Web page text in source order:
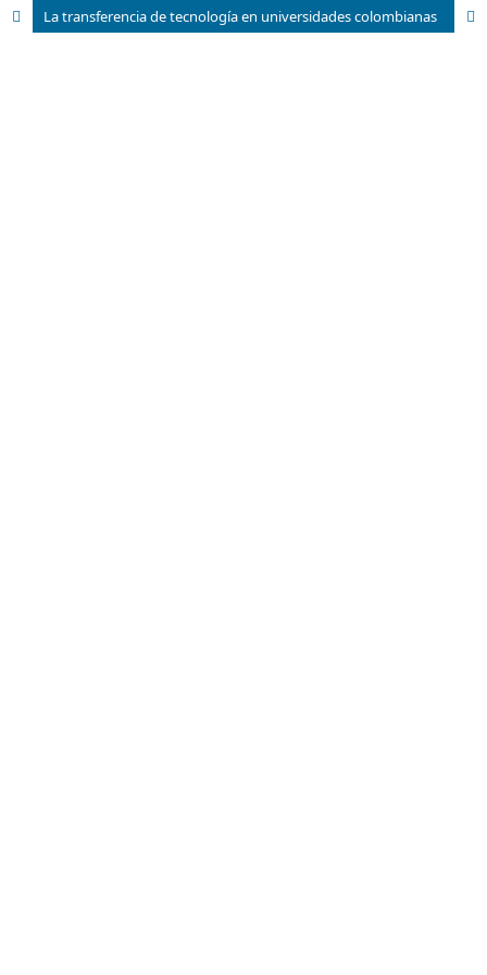
La transferencia de tecnología en universidades colombianas